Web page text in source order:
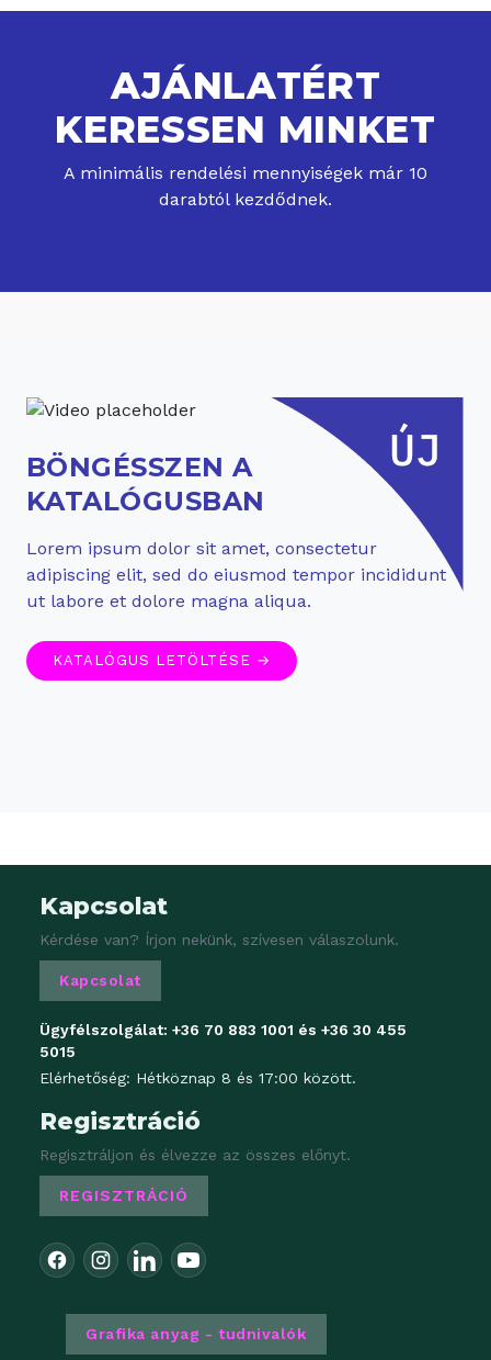
AJÁNLATÉRT
KERESSEN MINKET
A minimális rendelési mennyiségek már 10
darabtól kezdődnek.
BÖNGÉSSZEN A
KATALÓGUSBAN
Lorem ipsum dolor sit amet, consectetur
adipiscing elit, sed do eiusmod tempor incididunt
ut labore et dolore magna aliqua.
KATALÓGUS LETÖLTÉSE →
Kapcsolat
Kérdése van? Írjon nekünk, szívesen válaszolunk.
Kapcsolat
Ügyfélszolgálat: +36 70 883 1001 és +36 30 455
5015
Elérhetőség: Hétköznap 8 és 17:00 között.
Regisztráció
Regisztráljon és élvezze az összes előnyt.
REGISZTRÁCIÓ
Grafika anyag - tudnivalók